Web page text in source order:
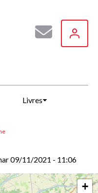
Livres
09/11/2021 - 11:06
+